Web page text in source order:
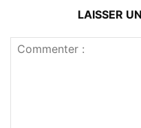
LAISSER